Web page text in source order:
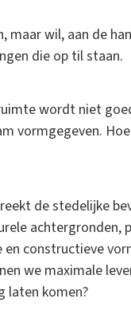
wil, aan de
die op til staan.
wordt niet
vormgegeven.
de stedelijke
achtergronden,
constructieve
we maximale
laten komen?